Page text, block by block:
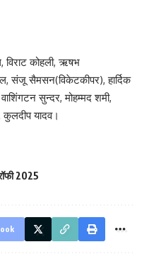
विराट कोहली, ऋषभ
संजू सैमसन(विकेटकीपर), हार्दिक
सुन्दर, मोहम्मद शमी,
कुलदीप यादव।
2025